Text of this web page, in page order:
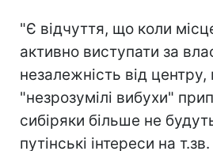
"Є відчуття, що коли
активно виступати за
незалежність від центру,
"незрозумілі вибухи"
сибіряки більше не
путінські інтереси на